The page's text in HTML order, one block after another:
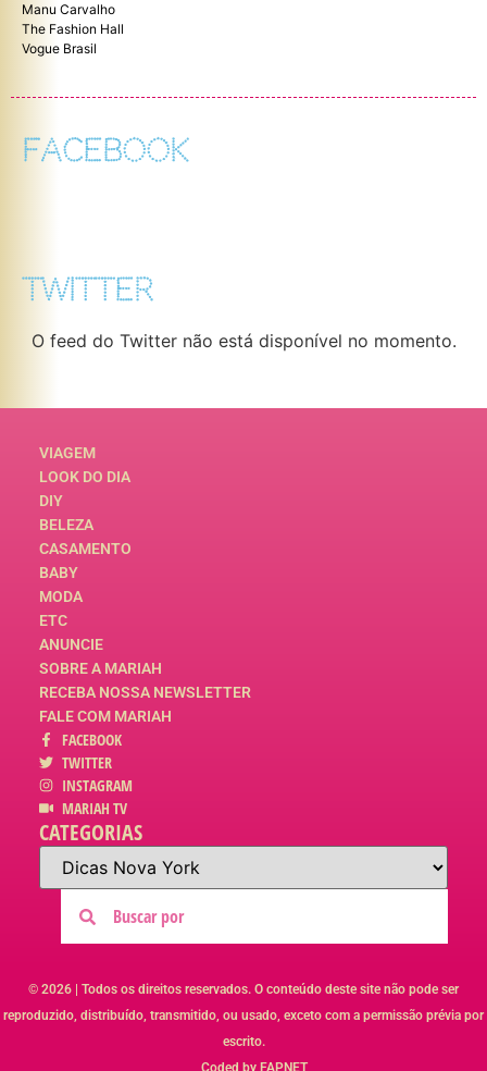
Manu Carvalho
The Fashion Hall
Vogue Brasil
FACEBOOK
TWITTER
O feed do Twitter não está disponível no momento.
VIAGEM
LOOK DO DIA
DIY
BELEZA
CASAMENTO
BABY
MODA
ETC
ANUNCIE
SOBRE A MARIAH
RECEBA NOSSA NEWSLETTER
FALE COM MARIAH
FACEBOOK
TWITTER
INSTAGRAM
MARIAH TV
CATEGORIAS
© 2026 | Todos os direitos reservados. O conteúdo deste site não pode ser
reproduzido, distribuído, transmitido, ou usado, exceto com a permissão prévia por
escrito.